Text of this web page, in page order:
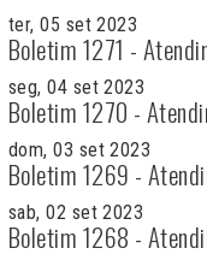
ter, 05 set 2023
Boletim 1271 -
seg, 04 set 2023
Boletim 1270 -
dom, 03 set 2023
Boletim 1269 -
sab, 02 set 2023
Boletim 1268 -